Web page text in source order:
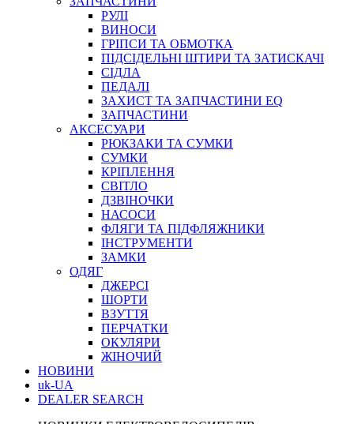
РУЛІ
ВИНОСИ
ГРІПСИ ТА ОБМОТКА
ПІДСІДЕЛЬНІ ШТИРИ ТА ЗАТИСКАЧІ
СІДЛА
ПЕДАЛІ
ЗАХИСТ ТА ЗАПЧАСТИНИ EQ
ЗАПЧАСТИНИ
АКСЕСУАРИ
РЮКЗАКИ ТА СУМКИ
СУМКИ
КРІПЛЕННЯ
СВІТЛО
ДЗВІНОЧКИ
НАСОСИ
ФЛЯГИ ТА ПІДФЛЯЖНИКИ
ІНСТРУМЕНТИ
ЗАМКИ
ОДЯГ
ДЖЕРСІ
ШОРТИ
ВЗУТТЯ
ПЕРЧАТКИ
ОКУЛЯРИ
ЖІНОЧИЙ
НОВИНИ
uk-UA
DEALER SEARCH